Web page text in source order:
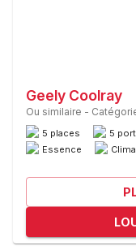
Geely Coolray
Ou similaire -
5 places 5
Essence